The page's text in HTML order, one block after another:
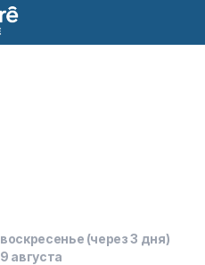
воскресенье (через 3 дня)
9 августа